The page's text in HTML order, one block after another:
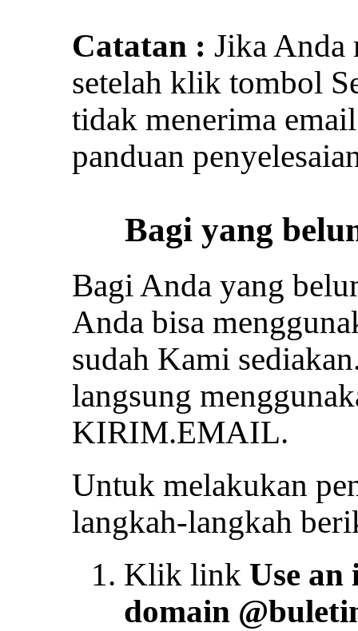
Catatan : Jika Anda
setelah klik tombol
tidak menerima
panduan
Bagi yang
Bagi Anda yang
Anda bisa
sudah Kami
langsung
KIRIM.EMAIL.
Untuk melakukan
langkah-langkah
Klik link Use
domain